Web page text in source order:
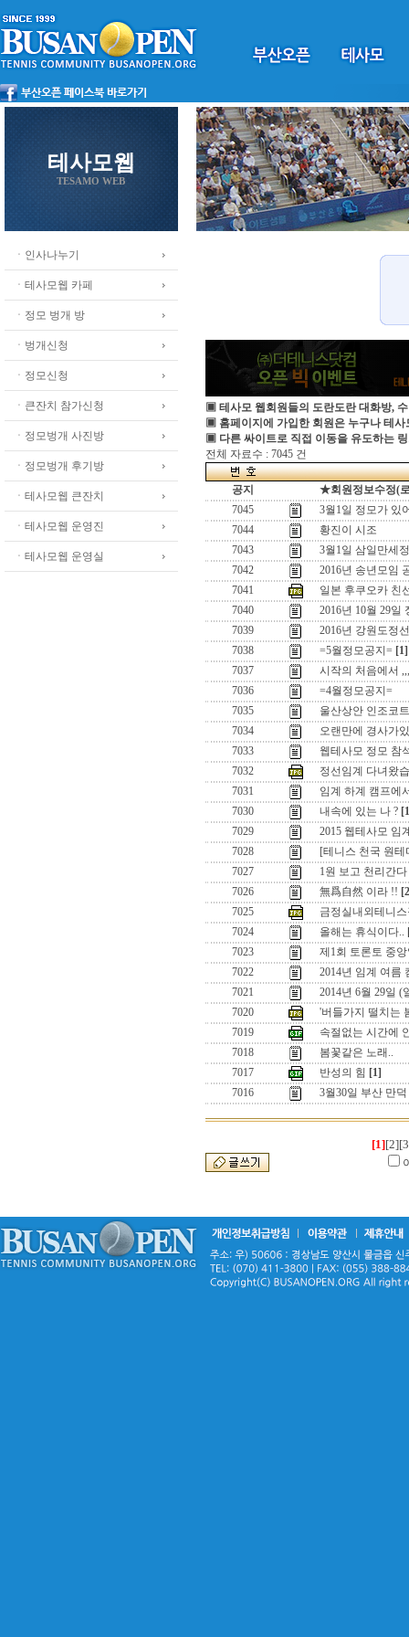
테사모웹
TESAMO WEB
ㆍ인사나누기
ㆍ테사모웹 카페
ㆍ정모 벙개 방
ㆍ벙개신청
ㆍ정모신청
ㆍ큰잔치 참가신청
ㆍ정모벙개 사진방
ㆍ정모벙개 후기방
ㆍ테사모웹 큰잔치
ㆍ테사모웹 운영진
ㆍ테사모웹 운영실
▣ 테사모 웹회원들의 도란도란 대화방,
▣ 홈페이지에 가입한 회원은 누구나 테사
▣ 다른 싸이트로 직접 이동을 유도하는
전체 자료수 : 7045 건
공지
★회원정보수정(
7045
3월1일 정모가 있
7044
황진이 시조
7043
3월1일 삼일만세
7042
2016년 송년모임
7041
일본 후쿠오카 친
7040
2016년 10월 29일
7039
2016년 강원도정
7038
=5월정모공지= [1]
7037
시작의 처음에서 ,,,
7036
=4월정모공지=
7035
울산상안 인조코
7034
오랜만에 경사가
7033
웹테사모 정모 참
7032
정선임계 다녀왔
7031
임계 하계 캠프에
7030
내속에 있는 나 ?
7029
2015 웹테사모 임
7028
[테니스 천국 원
7027
1원 보고 천리간
7026
無爲自然 이라 !!
7025
금정실내외테니
7024
올해는 휴식이다..
7023
제1회 토론토 중
7022
2014년 임계 여름
7021
2014년 6월 29일
7020
'버들가지 떨치는
7019
속절없는 시간에
7018
봄꽃같은 노래..
7017
반성의 힘 [1]
7016
3월30일 부산 만
[1][2]